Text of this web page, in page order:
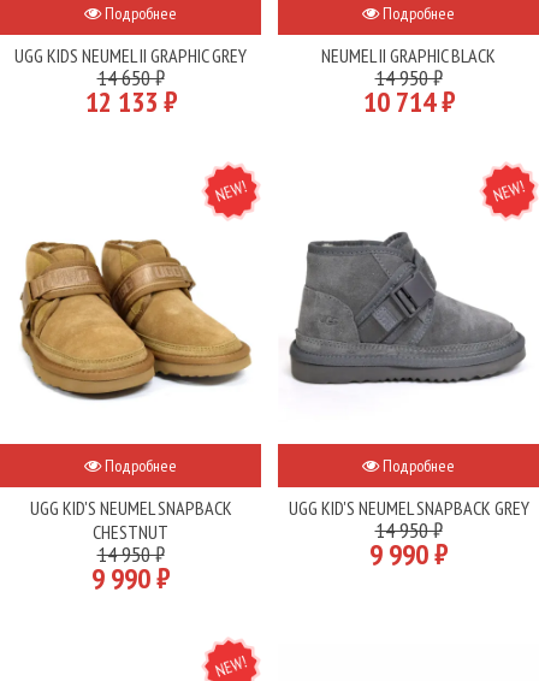
Подробнее
UGG KIDS NEUMEL II GRAPHIC GREY
14 650 ₽
12 133 ₽
Подробнее
NEUMEL II GRAPHIC BLACK
14 950 ₽
10 714 ₽
NEW
Подробнее
UGG KID'S NEUMEL SNAPBACK
CHESTNUT
14 950 ₽
9 990 ₽
NEW
Подробнее
UGG KID'S NEUMEL SNAPBACK GREY
14 950 ₽
9 990 ₽
NEW